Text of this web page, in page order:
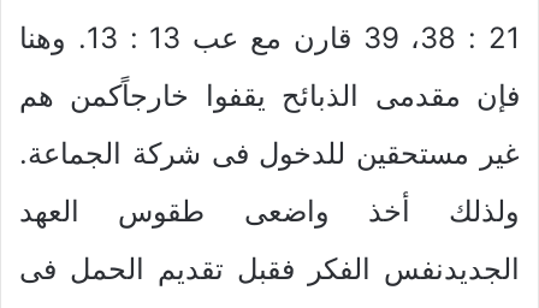
21 : 38، 39 قارن مع عب 13 : 13. وهنا
فإن مقدمى الذبائح يقفوا خارجاًكمن هم
غير مستحقين للدخول فى شركة الجماعة.
ولذلك أخذ واضعى طقوس العهد
الجديدنفس الفكر فقبل تقديم الحمل فى